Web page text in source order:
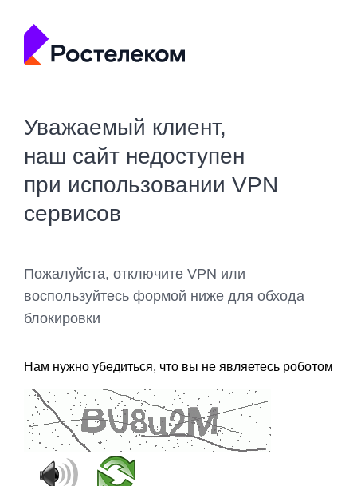
Уважаемый клиент,
наш сайт недоступен
при использовании VPN
сервисов
Пожалуйста, отключите VPN или
воспользуйтесь формой ниже для обхода
блокировки
Нам нужно убедиться, что вы не являетесь роботом